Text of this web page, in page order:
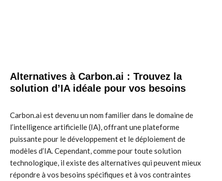
Alternatives à Carbon.ai : Trouvez la
solution d’IA idéale pour vos besoins
Carbon.ai est devenu un nom familier dans le domaine de
l’intelligence artificielle (IA), offrant une plateforme
puissante pour le développement et le déploiement de
modèles d’IA. Cependant, comme pour toute solution
technologique, il existe des alternatives qui peuvent mieux
répondre à vos besoins spécifiques et à vos contraintes